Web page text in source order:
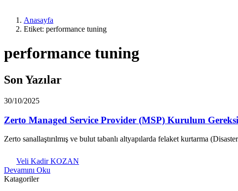
Anasayfa
Etiket: performance tuning
performance tuning
Son Yazılar
30/10/2025
Zerto Managed Service Provider (MSP) Kurulum
Zerto sanallaştırılmış ve bulut tabanlı altyapılarda felaket kurtarma
Veli Kadir KOZAN
Devamını Oku
Katagoriler